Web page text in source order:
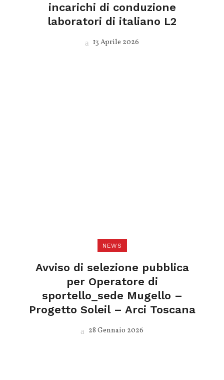
incarichi di conduzione
laboratori di italiano L2
13 Aprile 2026
NEWS
Avviso di selezione pubblica
per Operatore di
sportello_sede Mugello –
Progetto Soleil – Arci Toscana
28 Gennaio 2026